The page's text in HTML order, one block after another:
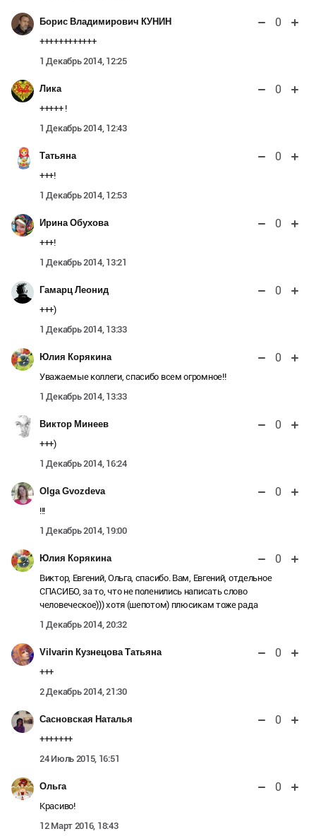
Борис Владимирович КУНИН 0
++++++++++++
1 Декабрь 2014, 12:25
Лика 0
+++++ !
1 Декабрь 2014, 12:43
Татьяна 0
+++!
1 Декабрь 2014, 12:53
Ирина Обухова 0
+++!
1 Декабрь 2014, 13:21
Гамарц Леонид 0
+++)
1 Декабрь 2014, 13:33
Юлия Корякина 0
Уважаемые коллеги, спасибо всем огромное!!
1 Декабрь 2014, 13:33
Виктор Минеев 0
+++)
1 Декабрь 2014, 16:24
Olga Gvozdeva 0
!!!
1 Декабрь 2014, 19:00
Юлия Корякина 0
Виктор, Евгений, Ольга, спасибо. Вам, Евгений, отдельное
СПАСИБО, за то, что не поленились написать слово
человеческое))) хотя (шепотом) плюсикам тоже рада
1 Декабрь 2014, 20:32
Vilvarin Кузнецова Татьяна 0
+++
2 Декабрь 2014, 21:30
Сасновская Наталья 0
+++++++
24 Июль 2015, 16:51
Ольга 0
Красиво!
12 Март 2016, 18:43